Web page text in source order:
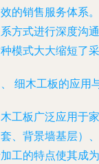
的销售服务体系
方式进行深度沟
模式大大缩短了
细木工板的应用
工板广泛应用于
、背景墙基层）
工的特点使其成